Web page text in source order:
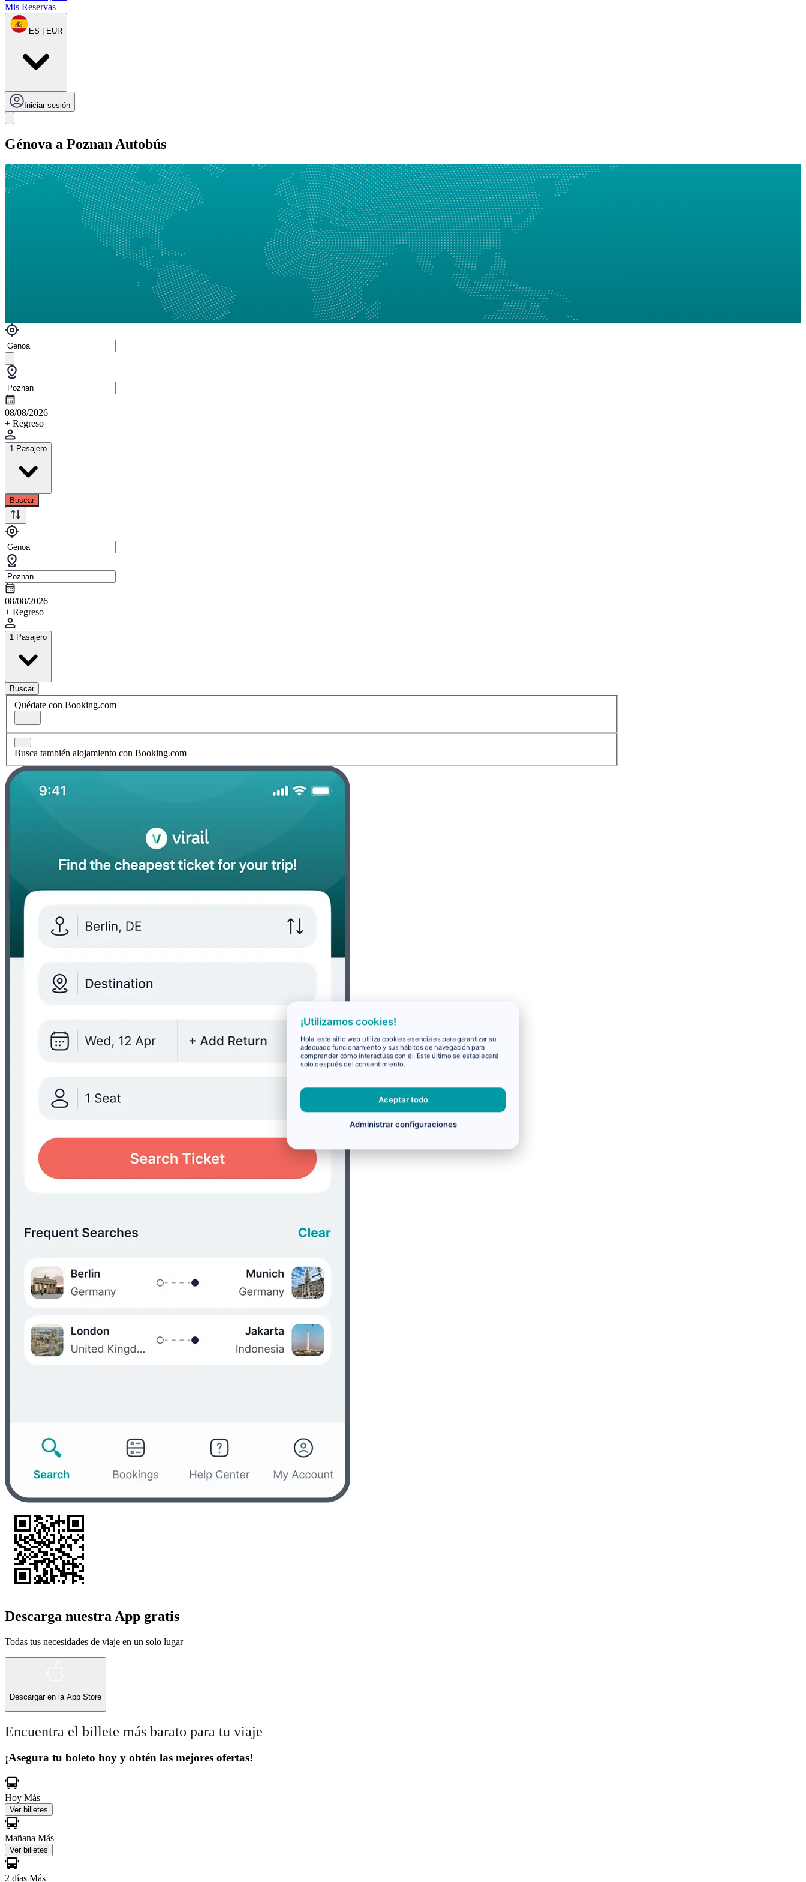
Mis Reservas
ES | EUR
Iniciar sesión
Génova a Poznan Autobús
08/08/2026
+ Regreso
1 Pasajero
Buscar
08/08/2026
+ Regreso
1 Pasajero
Buscar
Quédate con Booking.com
Busca también alojamiento con Booking.com
Descarga nuestra App gratis
Todas tus necesidades de viaje en un solo lugar
Descargar en la App Store
Encuentra el billete más barato para tu viaje
¡Asegura tu boleto hoy y obtén las mejores ofertas!
Hoy Más
Ver billetes
Mañana Más
Ver billetes
2 días Más
¡Utilizamos cookies!
Hola, este sitio web utiliza cookies esenciales para garantizar su
adecuado funcionamiento y sus hábitos de navegación para
comprender cómo interactúas con él. Este último se establecerá
solo después del consentimiento.
Aceptar todo
Administrar configuraciones